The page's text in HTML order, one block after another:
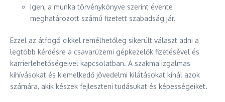
Igen, a munka törvénykönyve szerint évente
meghatározott számú fizetett szabadság jár.
Ezzel az átfogó cikkel remélhetőleg sikerült választ adni a
legtöbb kérdésre a csavarüzemi gépkezelők fizetésével és
karrierlehetőségeivel kapcsolatban. A szakma izgalmas
kihívásokat és kiemelkedő jövedelmi kilátásokat kínál azok
számára, akik készek fejleszteni tudásukat és képességeiket.